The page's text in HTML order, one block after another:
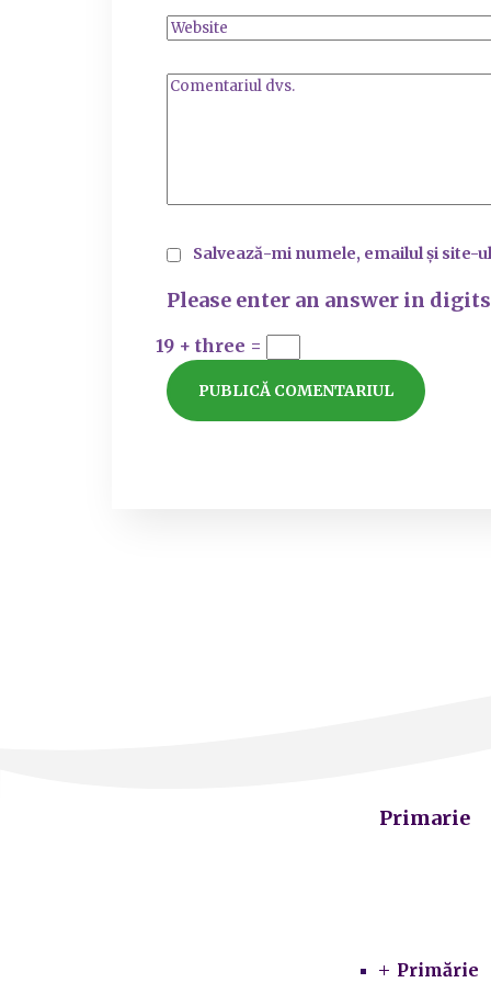
Salvează-mi numele, emailul și site-
Please enter an answer in
19 + three =
Primarie
Primărie